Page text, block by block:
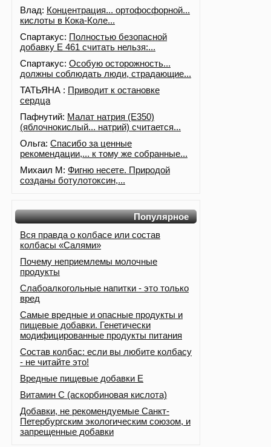
Влад: Концентрация... ортофосфорной...
кислоты в Кока-Коле...
Спартакус: Полностью безопасной
добавку Е 461 считать нельзя:...
Спартакус: Особую осторожность...
должны соблюдать люди, страдающие...
ТАТЬЯНА : Приводит к остановке
сердца
Пафнутий: Малат натрия (E350)
(яблочнокислый... натрий) считается...
Ольга: Спасибо за ценные
рекомендации,... к тому же собранные...
Михаил М: Фигню несете. Природой
созданы ботулотоксин,...
Популярное
Вся правда о колбасе или состав
колбасы «Салями»
Почему неприемлемы молочные
продукты
Слабоалкогольные напитки - это только
вред
Самые вредные и опасные продукты и
пищевые добавки. Генетически
модифицированные продукты питания
Состав колбас: если вы любите колбасу
- не читайте это!
Вредные пищевые добавки Е
Витамин С (аскорбиновая кислота)
Добавки, не рекомендуемые Санкт-
Петербургским экологическим союзом, и
запрещенные добавки